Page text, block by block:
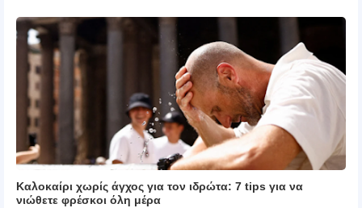
Καλοκαίρι χωρίς άγχος για τον ιδρώτα: 7 tips για να
νιώθετε φρέσκοι όλη μέρα